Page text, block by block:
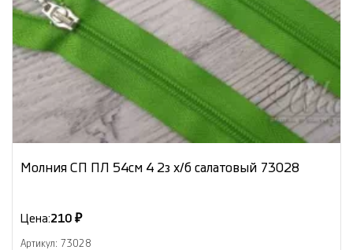
Молния СП ПЛ 54см 4 2з х/б салатовый 73028
Цена:210 ₽
Артикул: 73028